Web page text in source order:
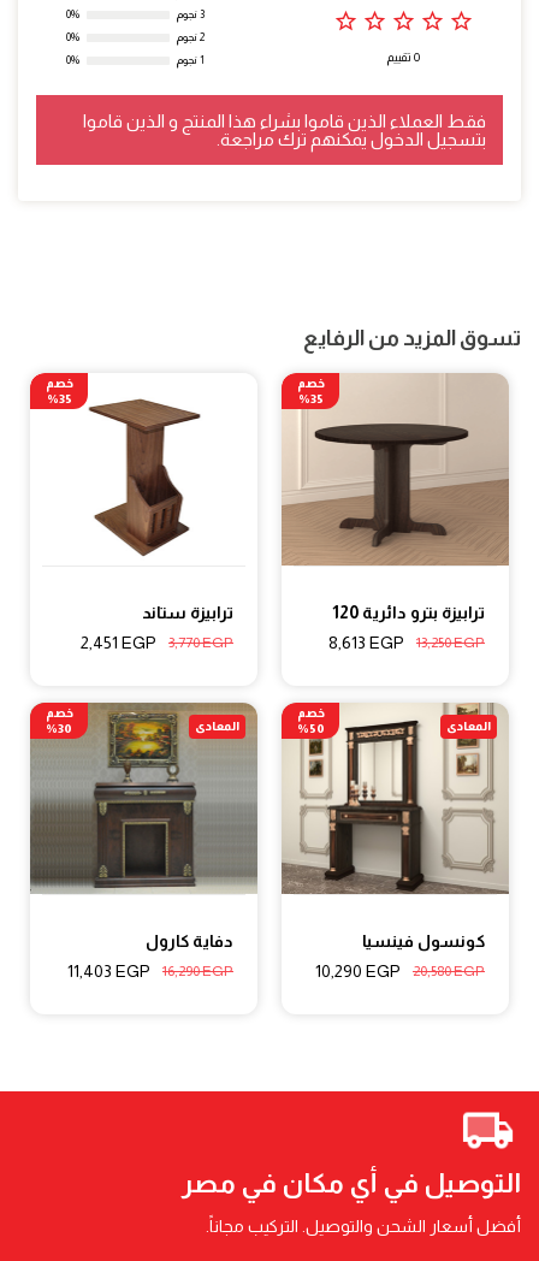
star_outline
star_outline
star_outline
star_outline
star_outline
0 تقييم
3 نجوم
0%
2 نجوم
0%
1 نجوم
0%
فقط العملاء الذين قاموا بشراء هذا المنتج و الذين قاموا
بتسجيل الدخول يمكنهم ترك مراجعة.
تسوق المزيد من الرفايع
ترابيزة بترو دائرية 120
13,250EGP
8,613 EGP
خصم
35%
ترابيزة ستاند
3,770EGP
2,451 EGP
خصم
35%
كونسول فينسيا
20,580EGP
10,290 EGP
خصم
50%
المعادى
دفاية كارول
16,290EGP
11,403 EGP
خصم
30%
المعادى
التوصيل في أي مكان في مصر
أفضل أسعار الشحن والتوصيل. التركيب مجاناً.